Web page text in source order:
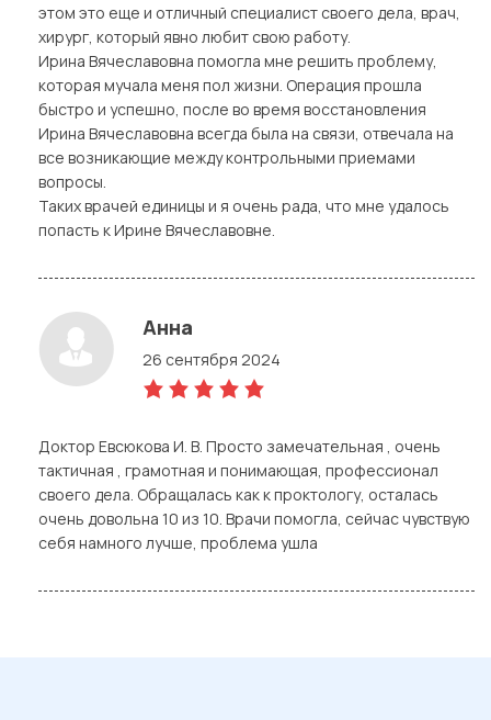
этом это еще и отличный специалист своего дела, врач,
хирург, который явно любит свою работу.
Ирина Вячеславовна помогла мне решить проблему,
которая мучала меня пол жизни. Операция прошла
быстро и успешно, после во время восстановления
Ирина Вячеславовна всегда была на связи, отвечала на
все возникающие между контрольными приемами
вопросы.
Таких врачей единицы и я очень рада, что мне удалось
попасть к Ирине Вячеславовне.
Анна
26 сентября 2024
Доктор Евсюкова И. В. Просто замечательная , очень
тактичная , грамотная и понимающая, профессионал
своего дела. Обращалась как к проктологу, осталась
очень довольна 10 из 10. Врачи помогла, сейчас чувствую
себя намного лучше, проблема ушла
5,0